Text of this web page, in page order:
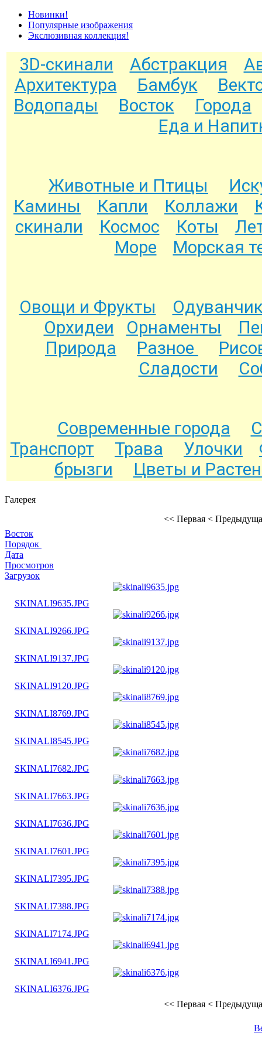
Новинки!
Популярные изображения
Экслюзивная коллекция!
3D-скинали Абстракция
Архитектура
Бамбук
Водопады
Восток
Города
Еда и
Животные и Птицы
Камины
Капли Коллажи
скинали
Космос Коты
Море
Морская
Овощи и Фрукты
Орхидеи
Орнаменты
Природа
Разное
Сладости
Современные города
Транспорт
Трава Улочки
брызги
Цветы и
Галерея
<< Первая <
Восток
Порядок
Дата
Просмотров
Загрузок
SKINALI9635.JPG
SKINALI9266.JPG
SKINALI9137.JPG
SKINALI9120.JPG
SKINALI8769.JPG
SKINALI8545.JPG
SKINALI7682.JPG
SKINALI7663.JPG
SKINALI7636.JPG
SKINALI7601.JPG
SKINALI7395.JPG
SKINALI7388.JPG
SKINALI7174.JPG
SKINALI6941.JPG
SKINALI6376.JPG
<< Первая <